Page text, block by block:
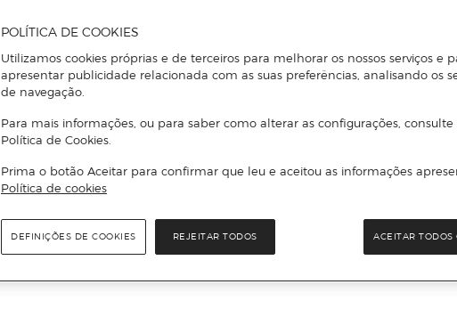
POLÍTICA DE COOKIES
Utilizamos cookies próprias e de terceiros para melhorar os nossos serviços e
apresentar publicidade relacionada com as suas preferências, analisando os
de navegação.
Para mais informações, ou para saber como alterar as configurações, consulte
Política de Cookies.
Prima o botão Aceitar para confirmar que leu e aceitou as informações
Política de cookies
REJEITAR TODOS ACEITAR TODOS
DEFINIÇÕES DE COOKIES